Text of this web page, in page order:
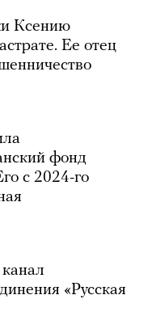
Ксению
Ее отец
фонд
с 2024-го
«Русская